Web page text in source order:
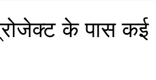
के पास कई